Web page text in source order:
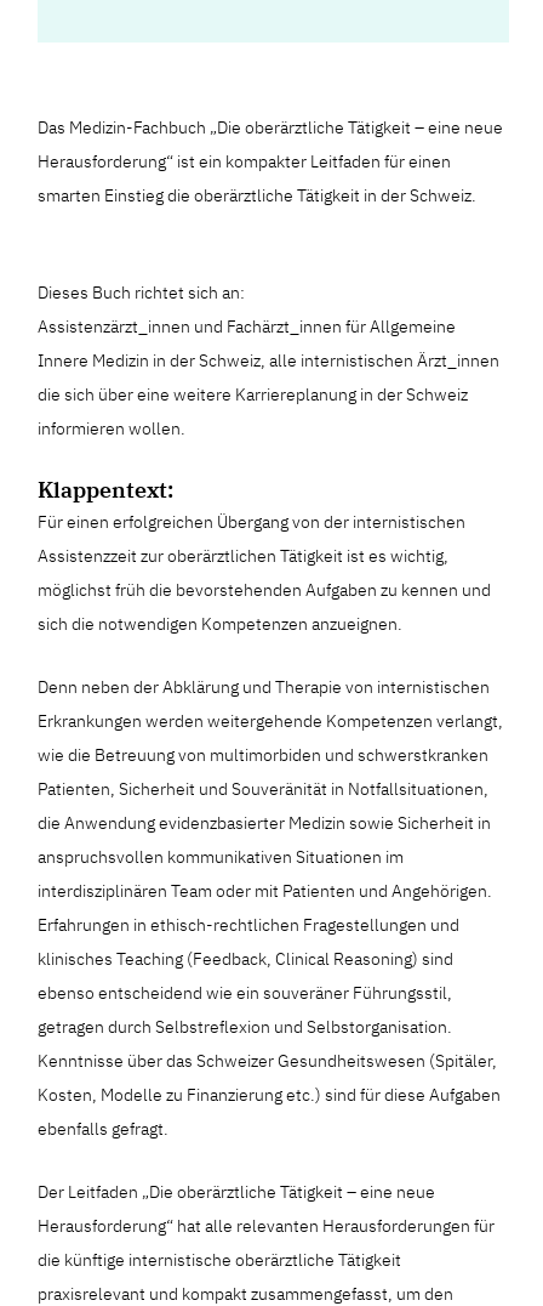
Das Medizin-Fachbuch „Die oberärztliche Tätigkeit – eine neue
Herausforderung“ ist ein kompakter Leitfaden für einen
smarten Einstieg die oberärztliche Tätigkeit in der Schweiz.
Dieses Buch richtet sich an:
Assistenzärzt_innen und Fachärzt_innen für Allgemeine
Innere Medizin in der Schweiz, alle internistischen Ärzt_innen
die sich über eine weitere Karriereplanung in der Schweiz
informieren wollen.
Klappentext:
Für einen erfolgreichen Übergang von der internistischen
Assistenzzeit zur oberärztlichen Tätigkeit ist es wichtig,
möglichst früh die bevorstehenden Aufgaben zu kennen und
sich die notwendigen Kompetenzen anzueignen.
Denn neben der Abklärung und Therapie von internistischen
Erkrankungen werden weitergehende Kompetenzen verlangt,
wie die Betreuung von multimorbiden und schwerstkranken
Patienten, Sicherheit und Souveränität in Notfallsituationen,
die Anwendung evidenzbasierter Medizin sowie Sicherheit in
anspruchsvollen kommunikativen Situationen im
interdisziplinären Team oder mit Patienten und Angehörigen.
Erfahrungen in ethisch-rechtlichen Fragestellungen und
klinisches Teaching (Feedback, Clinical Reasoning) sind
ebenso entscheidend wie ein souveräner Führungsstil,
getragen durch Selbstreflexion und Selbstorganisation.
Kenntnisse über das Schweizer Gesundheitswesen (Spitäler,
Kosten, Modelle zu Finanzierung etc.) sind für diese Aufgaben
ebenfalls gefragt.
Der Leitfaden „Die oberärztliche Tätigkeit – eine neue
Herausforderung“ hat alle relevanten Herausforderungen für
die künftige internistische oberärztliche Tätigkeit
praxisrelevant und kompakt zusammengefasst, um den